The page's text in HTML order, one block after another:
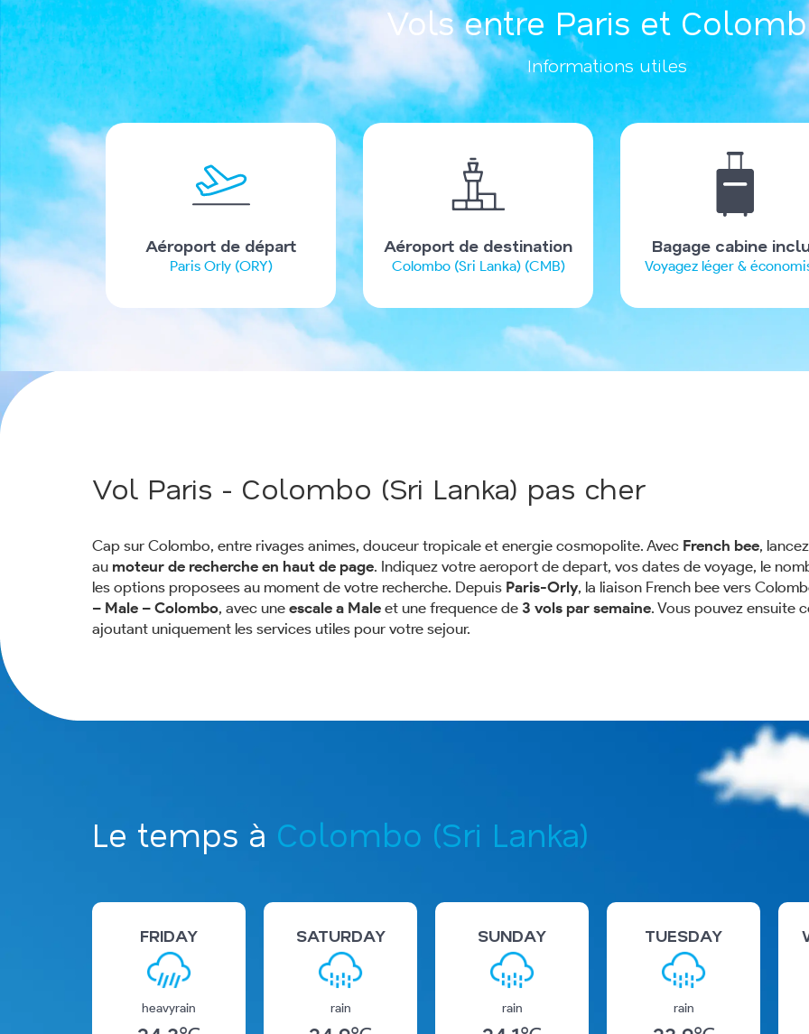
Vols entre Paris et
Informations utiles
Aéroport de départ
Paris Orly (ORY)
Aéroport de destination
Colombo (Sri Lanka) (CMB)
Bagage cabine
Voyagez léger &
Vol Paris - Colombo (Sri Lanka) pas cher
Cap sur Colombo, entre rivages animes, douceur tropicale et energie cosmopolite. Avec French bee,
au moteur de recherche en haut de page. Indiquez votre aeroport de depart, vos dates de voyage, le
les options proposees au moment de votre recherche. Depuis Paris-Orly, la liaison French bee vers
– Male – Colombo, avec une escale a Male et une frequence de 3 vols par semaine. Vous pouvez ensuite
ajoutant uniquement les services utiles pour votre sejour.
Le temps à Colombo (Sri Lanka)
FRIDAY
heavyrain
SATURDAY
rain
SUNDAY
rain
TUESDAY
rain